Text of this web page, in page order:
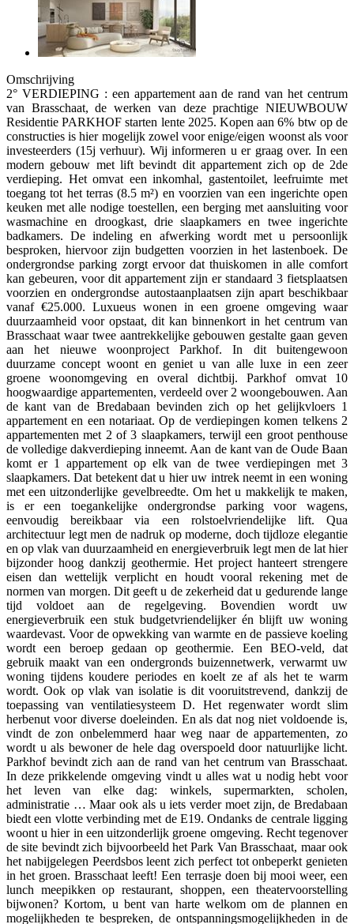
Omschrijving
2° VERDIEPING : een appartement aan de rand van het centrum
van Brasschaat, de werken van deze prachtige NIEUWBOUW
Residentie PARKHOF starten lente 2025. Kopen aan 6% btw op de
constructies is hier mogelijk zowel voor enige/eigen woonst als voor
investeerders (15j verhuur). Wij informeren u er graag over. In een
modern gebouw met lift bevindt dit appartement zich op de 2de
verdieping. Het omvat een inkomhal, gastentoilet, leefruimte met
toegang tot het terras (8.5 m²) en voorzien van een ingerichte open
keuken met alle nodige toestellen, een berging met aansluiting voor
wasmachine en droogkast, drie slaapkamers en twee ingerichte
badkamers. De indeling en afwerking wordt met u persoonlijk
besproken, hiervoor zijn budgetten voorzien in het lastenboek. De
ondergrondse parking zorgt ervoor dat thuiskomen in alle comfort
kan gebeuren, voor dit appartement zijn er standaard 3 fietsplaatsen
voorzien en ondergrondse autostaanplaatsen zijn apart beschikbaar
vanaf €25.000. Luxueus wonen in een groene omgeving waar
duurzaamheid voor opstaat, dit kan binnenkort in het centrum van
Brasschaat waar twee aantrekkelijke gebouwen gestalte gaan geven
aan het nieuwe woonproject Parkhof. In dit buitengewoon
duurzame concept woont en geniet u van alle luxe in een zeer
groene woonomgeving en overal dichtbij. Parkhof omvat 10
hoogwaardige appartementen, verdeeld over 2 woongebouwen. Aan
de kant van de Bredabaan bevinden zich op het gelijkvloers 1
appartement en een notariaat. Op de verdiepingen komen telkens 2
appartementen met 2 of 3 slaapkamers, terwijl een groot penthouse
de volledige dakverdieping inneemt. Aan de kant van de Oude Baan
komt er 1 appartement op elk van de twee verdiepingen met 3
slaapkamers. Dat betekent dat u hier uw intrek neemt in een woning
met een uitzonderlijke gevelbreedte. Om het u makkelijk te maken,
is er een toegankelijke ondergrondse parking voor wagens,
eenvoudig bereikbaar via een rolstoelvriendelijke lift. Qua
architectuur legt men de nadruk op moderne, doch tijdloze elegantie
en op vlak van duurzaamheid en energieverbruik legt men de lat hier
bijzonder hoog dankzij geothermie. Het project hanteert strengere
eisen dan wettelijk verplicht en houdt vooral rekening met de
normen van morgen. Dit geeft u de zekerheid dat u gedurende lange
tijd voldoet aan de regelgeving. Bovendien wordt uw
energieverbruik een stuk budgetvriendelijker én blijft uw woning
waardevast. Voor de opwekking van warmte en de passieve koeling
wordt een beroep gedaan op geothermie. Een BEO-veld, dat
gebruik maakt van een ondergronds buizennetwerk, verwarmt uw
woning tijdens koudere periodes en koelt ze af als het te warm
wordt. Ook op vlak van isolatie is dit vooruitstrevend, dankzij de
toepassing van ventilatiesysteem D. Het regenwater wordt slim
herbenut voor diverse doeleinden. En als dat nog niet voldoende is,
vindt de zon onbelemmerd haar weg naar de appartementen, zo
wordt u als bewoner de hele dag overspoeld door natuurlijke licht.
Parkhof bevindt zich aan de rand van het centrum van Brasschaat.
In deze prikkelende omgeving vindt u alles wat u nodig hebt voor
het leven van elke dag: winkels, supermarkten, scholen,
administratie … Maar ook als u iets verder moet zijn, de Bredabaan
biedt een vlotte verbinding met de E19. Ondanks de centrale ligging
woont u hier in een uitzonderlijk groene omgeving. Recht tegenover
de site bevindt zich bijvoorbeeld het Park Van Brasschaat, maar ook
het nabijgelegen Peerdsbos leent zich perfect tot onbeperkt genieten
in het groen. Brasschaat leeft! Een terrasje doen bij mooi weer, een
lunch meepikken op restaurant, shoppen, een theatervoorstelling
bijwonen? Kortom, u bent van harte welkom om de plannen en
mogelijkheden te bespreken, de ontspanningsmogelijkheden in de